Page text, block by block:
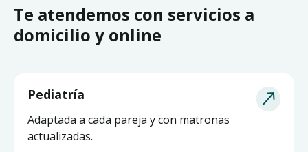
Te atendemos con servicios a
domicilio y online
Pediatría
Adaptada a cada pareja y con matronas
actualizadas.